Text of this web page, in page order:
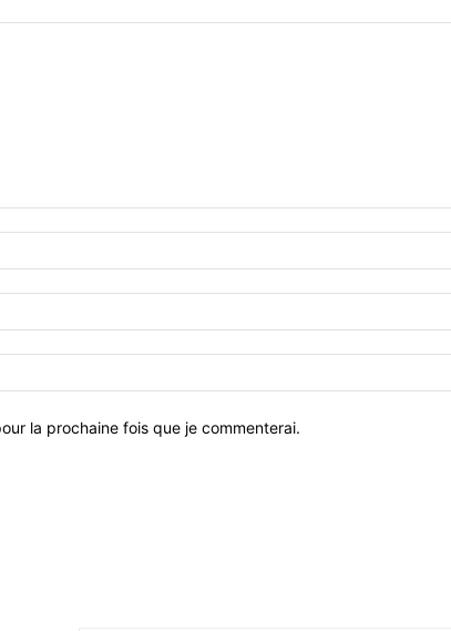
la prochaine fois que je commenterai.